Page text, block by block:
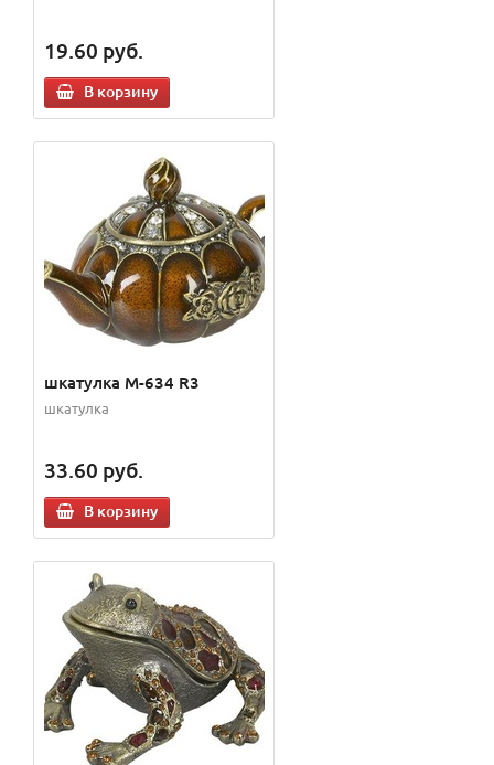
19.60 руб.
В корзину
шкатулка M-634 R3
шкатулка
33.60 руб.
В корзину